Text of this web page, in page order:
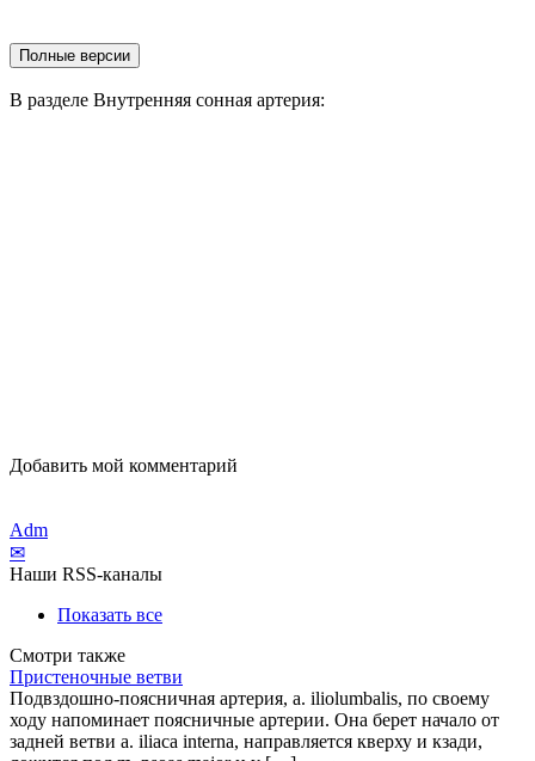
В разделе Внутренняя сонная артерия:
Добавить мой комментарий
Adm
✉
Наши RSS-каналы
Показать все
Смотри также
Пристеночные ветви
Подвздошно-поясничная артерия, a. iliolumbalis, по своему
ходу напоминает поясничные артерии. Она берет начало от
задней ветви a. iliaca interna, направляется кверху и кзади,